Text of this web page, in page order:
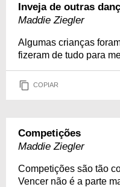
Inveja de outras
Maddie Ziegler
Algumas crianças
fizeram de tudo para
COPIAR
Competições
Maddie Ziegler
Competições são tão
Vencer não é a parte